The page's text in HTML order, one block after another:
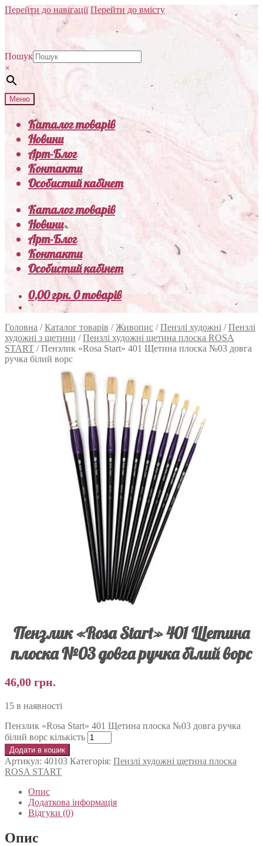
Перейти до навігації Перейти до вмісту
Пошук
×
Меню
Каталог товарів
Новини
Арт-Блог
Контакти
Особистий кабінет
Каталог товарів
Новини
Арт-Блог
Контакти
Особистий кабінет
0,00грн.0 товарів
Головна /Каталог товарів /Живопис /Пензлі художні /Пензлі
художні з щетини /Пензлі художні щетина плоска ROSA
START /Пензлик «Rosa Start» 401 Щетина плоска №03 довга
ручка білий ворс
Пензлик «Rosa Start» 401 Щетина
плоска №03 довга ручка білий ворс
46,00 грн.
15 в наявності
Пензлик «Rosa Start» 401 Щетина плоска №03 довга ручка
білий ворс кількість
Додати в кошик
Артикул: 40103 Категорія: Пензлі художні щетина плоска
ROSA START
Опис
Додаткова інформація
Відгуки (0)
Опис